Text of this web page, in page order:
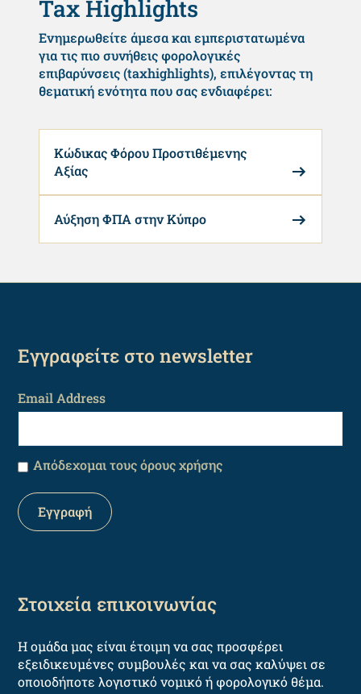
Tax Highlights
Ενημερωθείτε άμεσα και εμπεριστατωμένα
για τις πιο συνήθεις φορολογικές
επιβαρύνσεις (taxhighlights), επιλέγοντας τη
θεματική ενότητα που σας ενδιαφέρει:
Κώδικας Φόρου Προστιθέμενης
Αξίας
Αύξηση ΦΠΑ στην Κύπρο
Εγγραφείτε στο newsletter
Email Address
Απόδεχομαι τους όρους χρήσης
Στοιχεία επικοινωνίας
Η ομάδα μας είναι έτοιμη να σας προσφέρει
εξειδικευμένες συμβουλές και να σας καλύψει σε
οποιοδήποτε λογιστικό νομικό ή φορολογικό θέμα.